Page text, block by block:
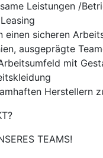
Leistungen /
einen sicheren
ausgeprägte
mit
Herstellern
TEAMS!